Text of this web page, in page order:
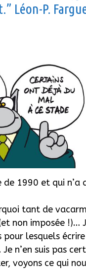
Léon-P.
1990 et qui n’a
tant de
non imposée !)…
lesquels
n’en suis pas
voyons ce qui